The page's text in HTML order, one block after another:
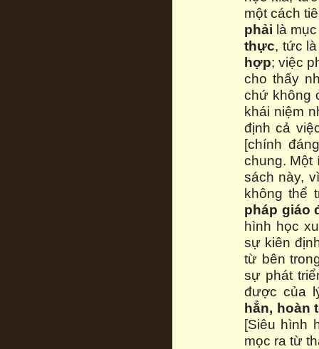
một cách
phải là
thực, tức
hợp; việc
cho thấy
chứ không
khái niệm
định cả
[chính
chung. Một
sách này,
không thể
pháp giáo
hình học
sự kiên
từ bên
sự phát
được của
hẳn, hoàn
[Siêu hình
mọc ra từ